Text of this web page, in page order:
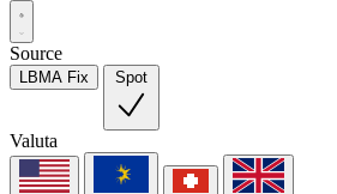
Source
LBMA Fix Spot
Valuta